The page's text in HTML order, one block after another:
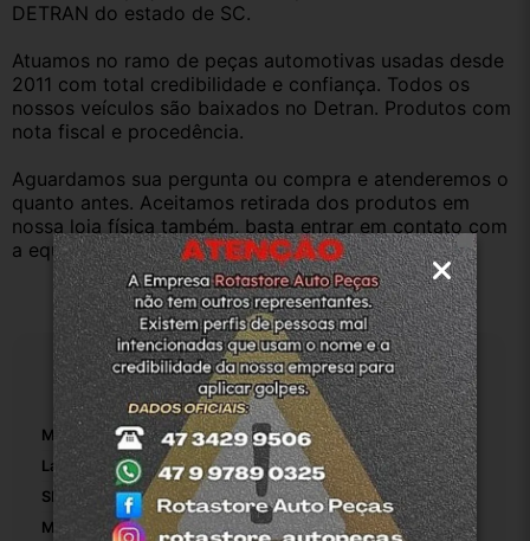
DETRAN do estado de SC.
Atuamos no ramo de peças automotivas usadas desde
2011 com total credibilidade e confiança. Todos os
nossos veículos são baixados no Detran. Produtos com
nota fiscal e procedência.
Aguardamos sua pergunta ou compra e atenderemos o
quanto antes. Aceitamos retirada dos produtos em
nossa loja física também, basta entrar em contato com
a equipe Rotasul e tiramos suas dúvidas.
Especificações
Marca: Peugeot
Largura Da Embalagem: 23
SKU: 5-10496
Modelo: 206